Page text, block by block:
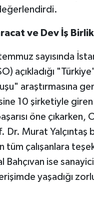
ve Dev İş
sayısında
açıkladığı
araştırmasına
10 şirketiyle giren
öne çıkarken,
Dr. Murat Yalçıntaş
tüm çalışanlara
Bahçıvan ise
yaşadığı